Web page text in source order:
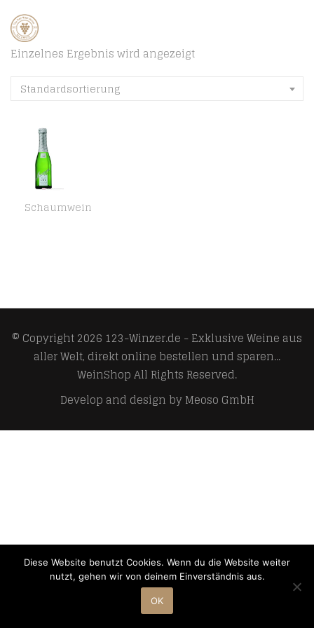
Einzelnes Ergebnis wird angezeigt
Standardsortierung
Schaumwein
© Copyright 2026 123-Winzer.de - Exklusive Weine aus
aller Welt, direkt online bestellen und sparen...
WeinShopAll Rights Reserved.
Develop and design byMeoso GmbH
Diese Website benutzt Cookies. Wenn du die Website weiter
nutzt, gehen wir von deinem Einverständnis aus.
OK